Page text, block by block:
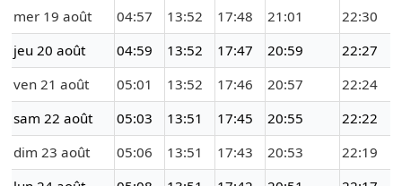
mer 19 août
04:57 13:52 17:48 21:01
22:30
jeu 20 août
04:59 13:52 17:47 20:59
22:27
ven 21 août
05:01 13:52 17:46 20:57
22:24
sam 22 août
05:03 13:51 17:45 20:55
22:22
dim 23 août
05:06 13:51 17:43 20:53
22:19